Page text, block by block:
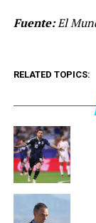
Fuente:El
RELATED TOPICS: